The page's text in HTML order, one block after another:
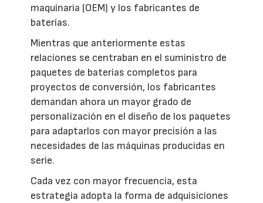
maquinaria (OEM) y los fabricantes de
baterías.
Mientras que anteriormente estas
relaciones se centraban en el suministro de
paquetes de baterías completos para
proyectos de conversión, los fabricantes
demandan ahora un mayor grado de
personalización en el diseño de los paquetes
para adaptarlos con mayor precisión a las
necesidades de las máquinas producidas en
serie.
Cada vez con mayor frecuencia, esta
estrategia adopta la forma de adquisiciones